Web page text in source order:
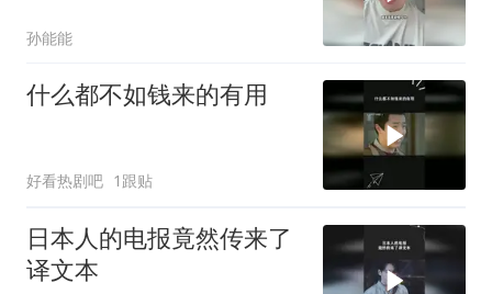
孙能能
什么都不如钱来的有用
好看热剧吧 1跟贴
日本人的电报竟然传来了
译文本